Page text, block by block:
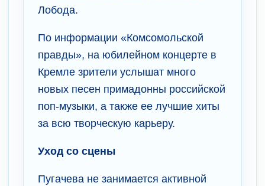
Лобода.
По информации «Комсомольской
правды», на юбилейном концерте в
Кремле зрители услышат много
новых песен примадонны российской
поп-музыки, а также ее лучшие хиты
за всю творческую карьеру.
Уход со сцены
Пугачева не занимается активной